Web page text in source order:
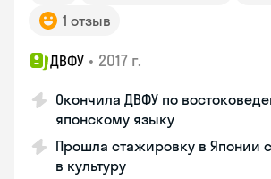
1 отзыв
ДВФУ • 2017 г.
Окончила ДВФУ по
японскому языку
Прошла стажировку в Японии
в культуру